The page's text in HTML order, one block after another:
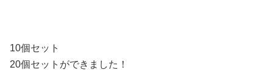
10個セット
20個セットができました！